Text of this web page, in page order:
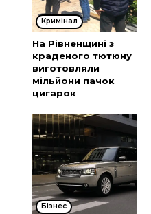
Кримінал
На Рівненщині з
краденого тютюну
виготовляли
мільйони пачок
цигарок
Бізнес